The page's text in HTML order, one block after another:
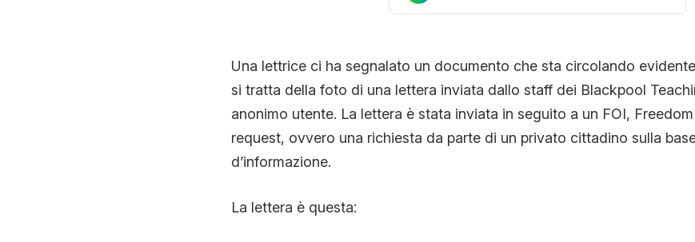
Una lettrice ci ha segnalato un documento che sta circolando
si tratta della foto di una lettera inviata dallo staff dei Blackpool
anonimo utente. La lettera è stata inviata in seguito a un FOI,
request, ovvero una richiesta da parte di un privato cittadino sulla
d’informazione.
La lettera è questa: